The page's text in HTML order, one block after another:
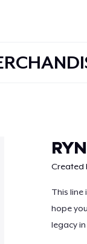
Created
This line
hope
legacy in